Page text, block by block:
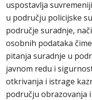
uspostavlja
u području policijske
područje suradnje,
osobnih podataka
pitanja suradnje u
javnom redu i
otkrivanja i istrage
području obrazovanja